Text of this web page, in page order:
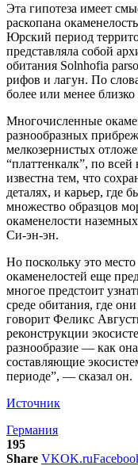
Эта гипотеза имеет
раскопана
Юрский период
представляла собой
обитания Solnhofia
рифов и лагун. По
более или менее близко
Многочисленные
разнообразных
мелкозернистых
“платтенкалк”, по
известна тем, что
деталях, и карьер, где
множество образцов
окаменелости
Си-эн-эн.
Но поскольку это
окаменелостей еще
многое предстоит
среде обитания, где
говорит Феликс
реконструкции
разнообразие — как
составляющие
периоде”, — сказал он.
Источник
Германия
195
Share VKOK.ru